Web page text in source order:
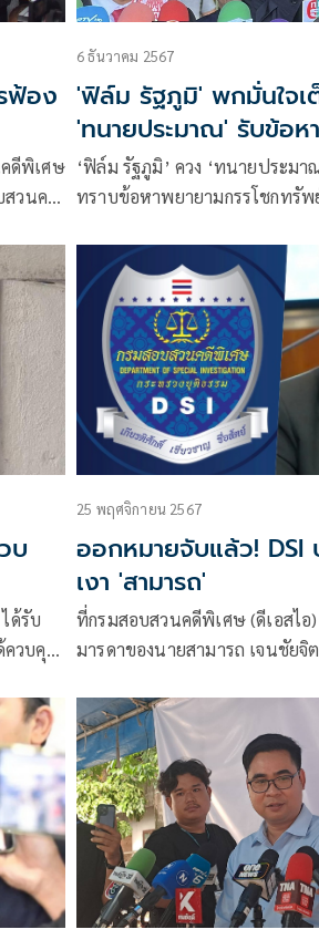
ฟ้อง
ดีพิเศษ
สวนคดี
6 ธันวาคม 2567
'ฟิล์ม รัฐภูมิ' พกมั่นใจเ
'ทนายประมาณ' รับข้อห
‘ฟิล์ม รัฐภูมิ’ ควง ‘ทนายประมา
ทราบข้อหาพยายามกรรโชกทรัพ
บ
ด้รับ
ควบคุม
25 พฤศจิกายน 2567
ออกหมายจับแล้ว! DSI
เงา 'สามารถ'
ที่กรมสอบสวนคดีพิเศษ (ดีเอสไอ
มารดาของนายสามารถ เจนชัย